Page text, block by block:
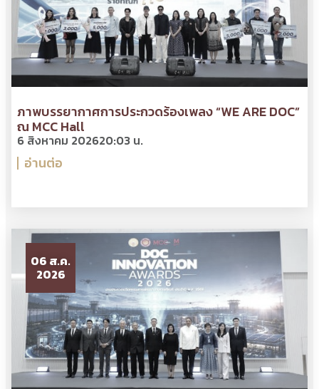
ภาพบรรยากาศการประกวดร้องเพลง “WE ARE DOC”
ณ MCC Hall
6 สิงหาคม 202620:03 น.
อ่านต่อ
06 ส.ค.
2026